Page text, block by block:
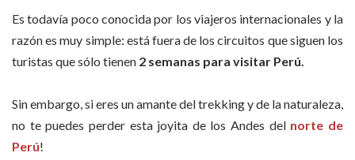
Es todavía poco conocida por los viajeros internacionales y la
razón es muy simple: está fuera de los circuitos que siguen los
turistas que sólo tienen 2 semanas para visitar Perú.
Sin embargo, si eres un amante del trekking y de la naturaleza,
no te puedes perder esta joyita de los Andes del norte de
Perú!